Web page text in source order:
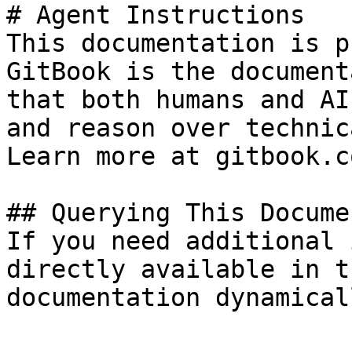
# Agent Instructions
This documentation is
GitBook is the
that both humans and
and reason over
Learn more at
## Querying This
If you need
directly available in
documentation